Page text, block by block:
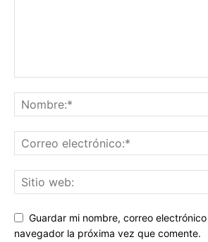
Guardar mi nombre, correo
navegador la próxima vez que comente.